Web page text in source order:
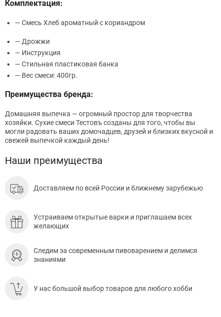
Комплектация:
— Смесь Хлеб ароматный с кориандром
— Дрожжи
— Инструкция
— Стильная пластиковая банка
— Вес смеси: 400гр.
Преимущества бренда:
Домашняя выпечка — огромный простор для творчества
хозяйки. Cухие смеси Тестовъ созданы для того, чтобы вы
могли радовать ваших домочадцев, друзей и близких вкусной и
свежей выпечкой каждый день!
Наши преимущества
Доставляем по всей России и ближнему зарубежью
Устраиваем открытые варки и приглашаем всех
желающих
Следим за современным пивоварением и делимся
знаниями
У нас большой выбор товаров для любого хобби